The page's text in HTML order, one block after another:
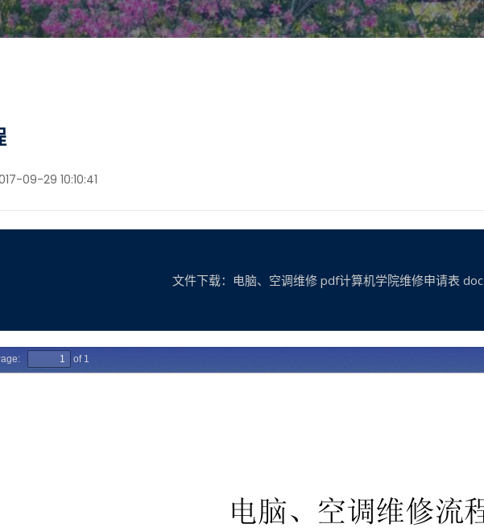
09-29 10:10:41
文件下载：电脑、空调维修 pdf计算机学院维修申请表 doc